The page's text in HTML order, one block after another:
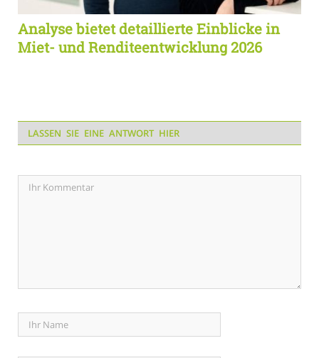
Analyse bietet detaillierte Einblicke in
Miet- und Renditeentwicklung 2026
LASSEN SIE EINE ANTWORT HIER